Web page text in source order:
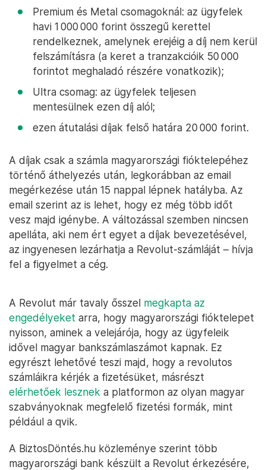
Premium és Metal csomagoknál: az ügyfelek
havi 1 000 000 forint összegű kerettel
rendelkeznek, amelynek erejéig a díj nem kerül
felszámításra (a keret a tranzakcióik 50 000
forintot meghaladó részére vonatkozik);
Ultra csomag: az ügyfelek teljesen
mentesülnek ezen díj alól;
ezen átutalási díjak felső határa 20 000 forint.
A díjak csak a számla magyarországi fióktelepéhez
történő áthelyezés után, legkorábban az email
megérkezése után 15 nappal lépnek hatályba. Az
email szerint az is lehet, hogy ez még több időt
vesz majd igénybe. A változással szemben nincsen
apelláta, aki nem ért egyet a díjak bevezetésével,
az ingyenesen lezárhatja a Revolut-számláját – hívja
fel a figyelmet a cég.
A Revolut már tavaly ősszel megkapta az
engedélyeket arra, hogy magyarországi fióktelepet
nyisson, aminek a velejárója, hogy az ügyfeleik
idővel magyar bankszámlaszámot kapnak. Ez
egyrészt lehetővé teszi majd, hogy a revolutos
számláikra kérjék a fizetésüket, másrészt
elérhetőek lesznek a platformon az olyan magyar
szabványoknak megfelelő fizetési formák, mint
például a qvik.
A BiztosDöntés.hu közleménye szerint több
magyarországi bank készült a Revolut érkezésére,